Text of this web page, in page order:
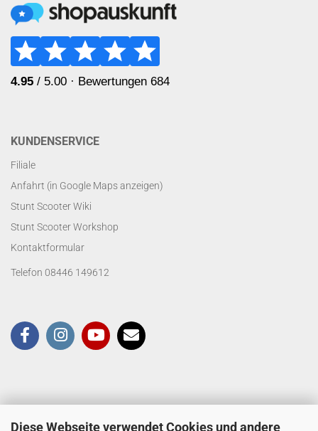
Diese Webseite verwendet Cookies und andere
KUNDENSERVICE
Filiale
Anfahrt (in Google Maps anzeigen)
Stunt Scooter Wiki
Stunt Scooter Workshop
Kontaktformular
Telefon 08446 149612